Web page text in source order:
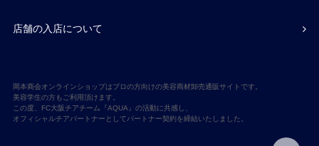
店舗の入店について
岡本商会オンラインショップはプロの方向けの美容商材卸売通販サイトです。
美容学生の方もご利用頂けます。
この度、FC大阪チアチーム『AQUA』の活動に共感し、
オフィシャルチアパートナーとしてパートナー契約を締結いたしました。